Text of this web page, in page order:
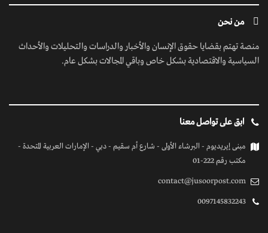
من نحن
منصة تهتم بقضايا حقوق الإنسان والأخبار والدراسات والتحليلات والأحداث
السياسية والاقتصادية بشكل خاص وباقي المجالات بشكل عام.
ابق على تواصل معنا
مبنى إيريديوم - البرشاء الأولى - شارع أم سقيم - دبي - الإمارات العربية المتحدة -
مكتب رقم 222-01
contact@jusoorpost.com
0097145832243